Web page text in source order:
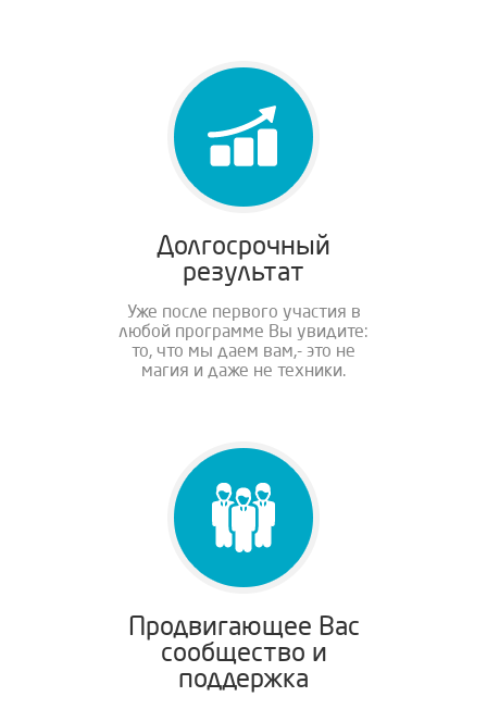
Долгосрочный
результат
Уже после первого участия в
любой программе Вы увидите:
то, что мы даем вам,- это не
магия и даже не техники.
Продвигающее Вас
сообщество и
поддержка